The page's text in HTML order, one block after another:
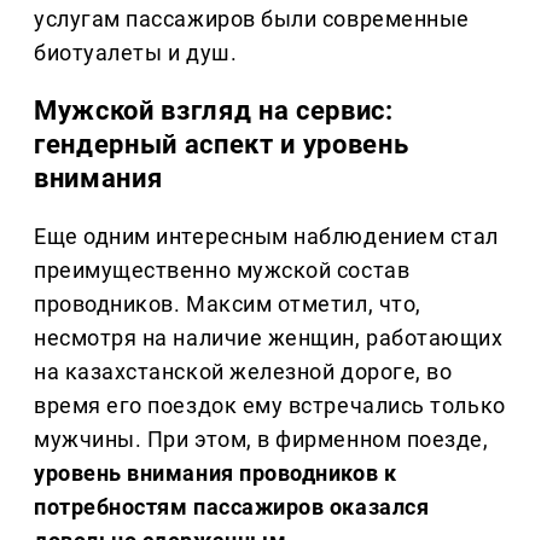
услугам пассажиров были современные
биотуалеты и душ.
Мужской взгляд на сервис:
гендерный аспект и уровень
внимания
Еще одним интересным наблюдением стал
преимущественно мужской состав
проводников. Максим отметил, что,
несмотря на наличие женщин, работающих
на казахстанской железной дороге, во
время его поездок ему встречались только
мужчины. При этом, в фирменном поезде,
уровень внимания проводников к
потребностям пассажиров оказался